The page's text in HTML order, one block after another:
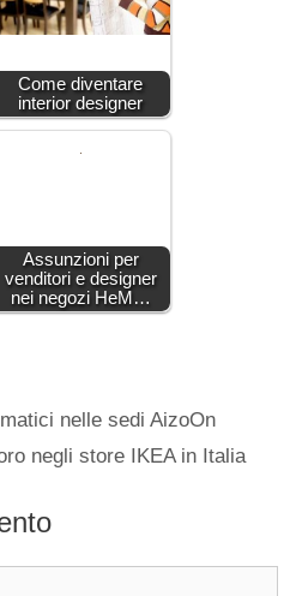
Come diventare
interior designer
Assunzioni per
venditori e designer
nei negozi HeM…
nelle sedi AizoOn
negli store IKEA in Italia